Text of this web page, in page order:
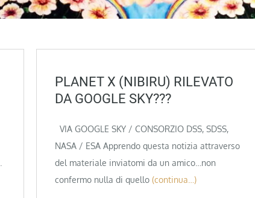
PLANET X (NIBIRU) RILEVATO
DA GOOGLE SKY???
VIA GOOGLE SKY / CONSORZIO DSS, SDSS,
NASA / ESA Apprendo questa notizia attraverso
del materiale inviatomi da un amico…non
confermo nulla di quello (continua…)